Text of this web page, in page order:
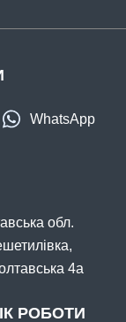
обл.
4а
РОБОТИ
WhatsApp